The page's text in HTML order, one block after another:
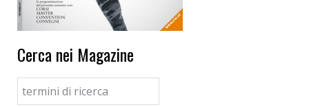
Cerca nei Magazine